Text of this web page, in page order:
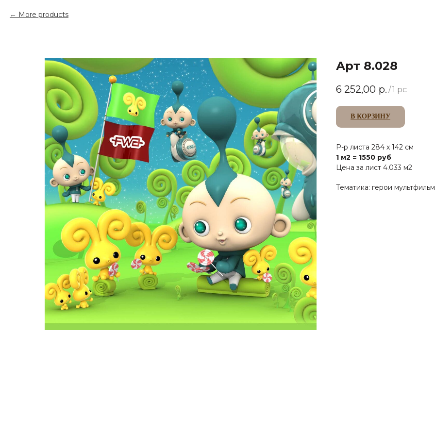
More products
Арт 8.028
6 252,00 р. /1 pc
В КОРЗИНУ
Р-р листа 284 х 142 см
1 м2 = 1550 руб
Цена за лист 4.033 м2
Тематика: герои